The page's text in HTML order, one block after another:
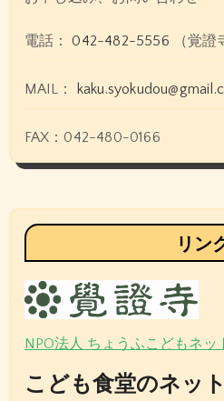
電話： 042-482-5556 （覚證
MAIL：
FAX：042-480-0166
リン
NPO法人 ちょうふこどもネッ
こども食堂のネッ